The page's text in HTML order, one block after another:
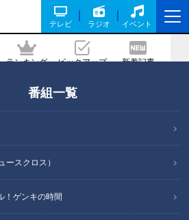
テレビ ラジオ イベント
ランキング ピックアップ 新着記事
番組一覧
ースクロス）
！ゲンキの時間
隧道”を巡る旅